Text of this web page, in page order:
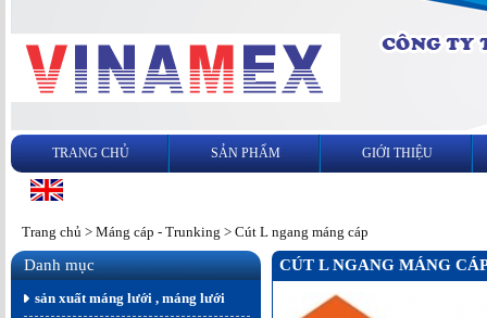
TRANG CHỦ SẢN PHẨM GIỚI THIỆU
Trang chủ > Máng cáp - Trunking > Cút L ngang máng cáp
Danh mục
sản xuất máng lưới , máng lưới
CÚT L NGANG MÁNG